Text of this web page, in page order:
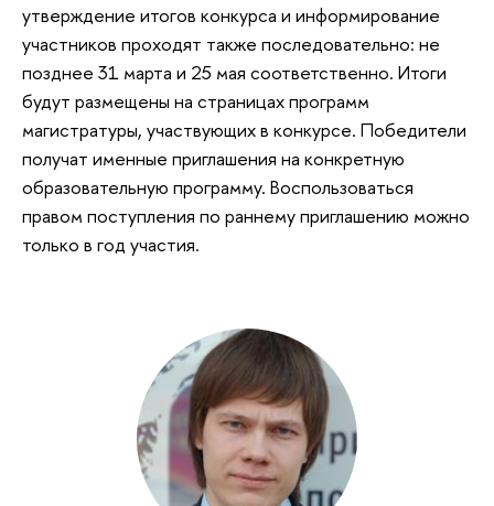
утверждение итогов конкурса и информирование
участников проходят также последовательно: не
позднее 31 марта и 25 мая соответственно. Итоги
будут размещены на страницах программ
магистратуры, участвующих в конкурсе. Победители
получат именные приглашения на конкретную
образовательную программу. Воспользоваться
правом поступления по раннему приглашению можно
только в год участия.